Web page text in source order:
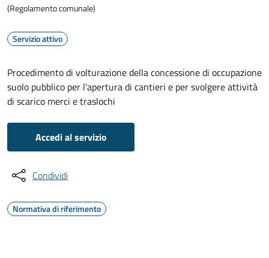
(Regolamento comunale)
Servizio attivo
Procedimento di volturazione della concessione di occupazione
suolo pubblico per l'apertura di cantieri e per svolgere attività
di scarico merci e traslochi
Accedi al servizio
Condividi
Normativa di riferimento